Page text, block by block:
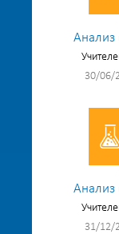
Анализ
30/06/
Анализ
31/12/